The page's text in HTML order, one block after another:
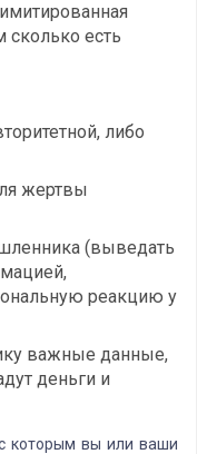
сколько есть
либо
жертвы
(выведать
реакцию у
важные данные,
деньги и
которым вы или ваши